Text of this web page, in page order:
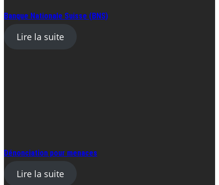
Banque Nationale Suisse (BNS)
Lire la suite
Dénonciation pour menaces
Lire la suite